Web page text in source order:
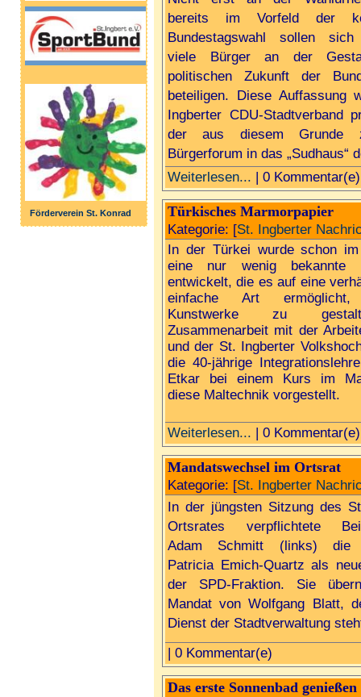
Förderverein St. Konrad
bereits im Vorfeld der
Bundestagswahl sollen sich
viele Bürger an der
politischen Zukunft der
beteiligen. Diese Auffassung
Ingberter CDU-Stadtverband
der aus diesem Grunde
Bürgerforum in das
Weiterlesen... | 0 Kommentar(e)
Türkisches Marmorpapier
Kategorie: [St. Ingberter
In der Türkei wurde schon
eine nur wenig bekannte
entwickelt, die es auf eine
einfache Art ermöglicht,
Kunstwerke zu
Zusammenarbeit mit der
und der St. Ingberter
die 40-jährige
Etkar bei einem Kurs im
diese Maltechnik vorgestellt.
Weiterlesen... | 0 Kommentar(e)
Mandatswechsel im Ortsrat
Kategorie: [St. Ingberter
In der jüngsten Sitzung des
Ortsrates verpflichtete
Adam Schmitt (links) die
Patricia Emich-Quartz als
der SPD-Fraktion. Sie
Mandat von Wolfgang Blatt,
Dienst der Stadtverwaltung
| 0 Kommentar(e)
Das erste Sonnenbad genießen